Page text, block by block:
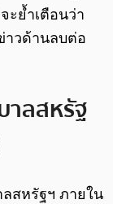
ะย้ำเตือนว่า
าวด้านลบต่อ
าลสหรัฐ
สหรัฐฯ ภายใน